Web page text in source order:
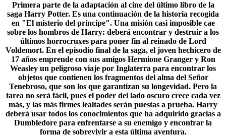
Primera parte de la adaptación al cine del último libro de la
saga Harry Potter. Es una continuación de la historia recogida
en "El misterio del príncipe". Una misión casi imposible cae
sobre los hombros de Harry: deberá encontrar y destruir a los
últimos horrocruxes para poner fin al reinado de Lord
Voldemort. En el episodio final de la saga, el joven hechicero de
17 años emprende con sus amigos Hermione Granger y Ron
Weasley un peligroso viaje por Inglaterra para encontrar los
objetos que contienen los fragmentos del alma del Señor
Tenebroso, que son los que garantizan su longevidad. Pero la
tarea no será fácil, pues el poder del lado oscuro crece cada vez
más, y las más firmes lealtades serán puestas a prueba. Harry
deberá usar todos los conocimientos que ha adquirido gracias a
Dumbledore para enfrentarse a su enemigo y encontrar la
forma de sobrevivir a esta última aventura.​